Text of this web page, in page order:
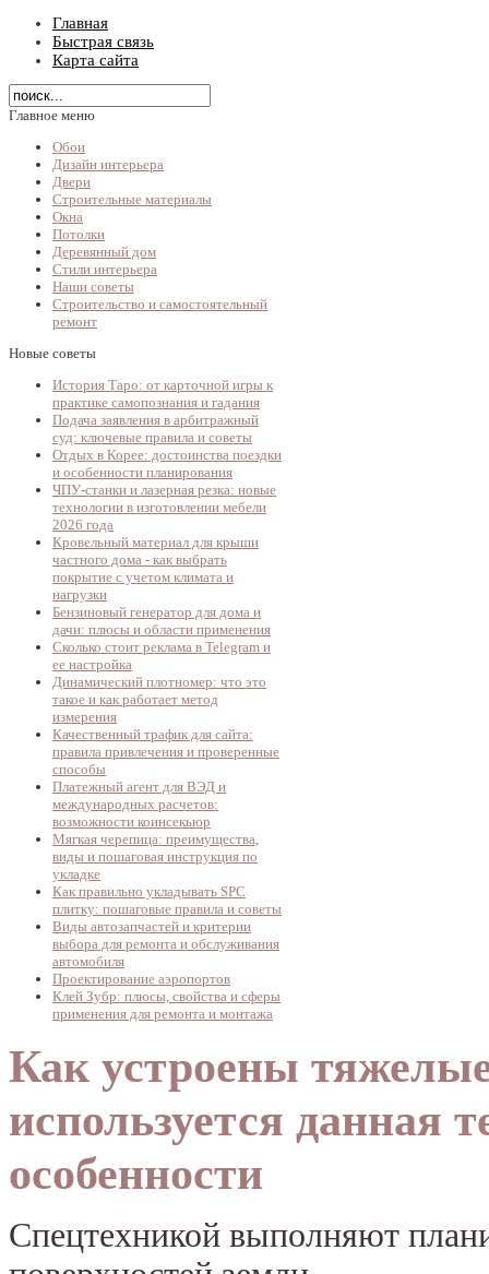
Главная
Быстрая связь
Карта сайта
Главное меню
Обои
Дизайн интерьера
Двери
Строительные материалы
Окна
Потолки
Деревянный дом
Стили интерьера
Наши советы
Строительство и самостоятельный
ремонт
Новые советы
История Таро: от карточной игры к
практике самопознания и гадания
Подача заявления в арбитражный
суд: ключевые правила и советы
Отдых в Корее: достоинства поездки
и особенности планирования
ЧПУ-станки и лазерная резка: новые
технологии в изготовлении мебели
2026 года
Кровельный материал для крыши
частного дома - как выбрать
покрытие с учетом климата и
нагрузки
Бензиновый генератор для дома и
дачи: плюсы и области применения
Сколько стоит реклама в Telegram и
ее настройка
Динамический плотномер: что это
такое и как работает метод
измерения
Качественный трафик для сайта:
правила привлечения и проверенные
способы
Платежный агент для ВЭД и
международных расчетов:
возможности коинсекьюр
Мягкая черепица: преимущества,
виды и пошаговая инструкция по
укладке
Как правильно укладывать SPC
плитку: пошаговые правила и советы
Виды автозапчастей и критерии
выбора для ремонта и обслуживания
автомобиля
Проектирование аэропортов
Клей Зубр: плюсы, свойства и сферы
применения для ремонта и монтажа
Как устроены
используется данная
особенности
Спецтехникой выполняют